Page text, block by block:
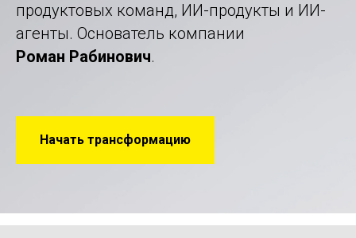
продуктовых команд, ИИ-продукты и ИИ-
агенты. Основатель компании
Роман Рабинович.
Начать трансформацию